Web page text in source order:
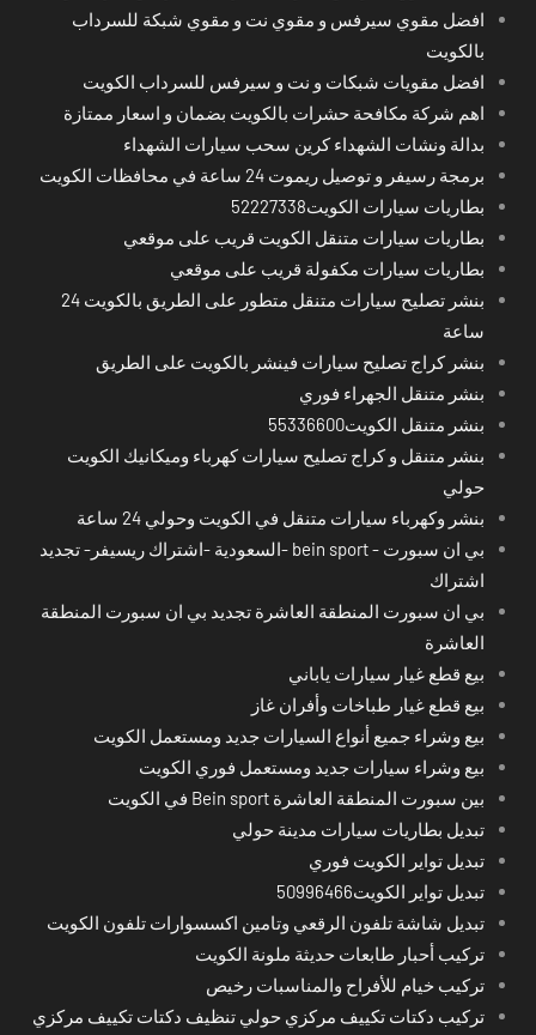
افضل مقوي سيرفس و مقوي نت و مقوي شبكة للسرداب
بالكويت
افضل مقويات شبكات و نت و سيرفس للسرداب الكويت
اهم شركة مكافحة حشرات بالكويت بضمان و اسعار ممتازة
بدالة ونشات الشهداء كرين سحب سيارات الشهداء
برمجة رسيفر و توصيل ريموت 24 ساعة في محافظات الكويت
بطاريات سيارات الكويت52227338
بطاريات سيارات متنقل الكويت قريب على موقعي
بطاريات سيارات مكفولة قريب على موقعي
بنشر تصليح سيارات متنقل متطور على الطريق بالكويت 24
ساعة
بنشر كراج تصليح سيارات فينشر بالكويت على الطريق
بنشر متنقل الجهراء فوري
بنشر متنقل الكويت55336600
بنشر متنقل و كراج تصليح سيارات كهرباء وميكانيك الكويت
حولي
بنشر وكهرباء سيارات متنقل في الكويت وحولي 24 ساعة
بي ان سبورت - bein sport -السعودية -اشتراك ريسيفر- تجديد
اشتراك
بي ان سبورت المنطقة العاشرة تجديد بي ان سبورت المنطقة
العاشرة
بيع قطع غيار سيارات ياباني
بيع قطع غيار طباخات وأفران غاز
بيع وشراء جميع أنواع السيارات جديد ومستعمل الكويت
بيع وشراء سيارات جديد ومستعمل فوري الكويت
بين سبورت المنطقة العاشرة Bein sport في الكويت
تبديل بطاريات سيارات مدينة حولي
تبديل تواير الكويت فوري
تبديل تواير الكويت50996466
تبديل شاشة تلفون الرقعي وتامين اكسسوارات تلفون الكويت
تركيب أحبار طابعات حديثة ملونة الكويت
تركيب خيام للأفراح والمناسبات رخيص
تركيب دكتات تكييف مركزي حولي تنظيف دكتات تكييف مركزي